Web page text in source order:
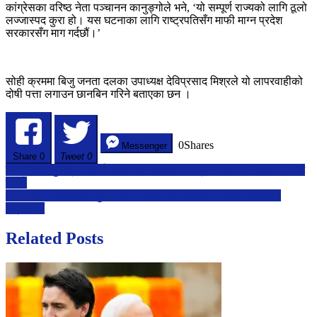
कांग्रेसका वरिष्ठ नेता पञ्चानन कानुङ्गोले भने, ‘यो सम्पूर्ण राज्यको लागि ठूलो
लज्जास्पद कुरा हो। यस घटनाका लागि राष्ट्रपतिसँग माफी माग्न प्रदेश
सरकारसँग माग गर्दछौं।’
सोही क्रममा बिजु जनता दलका उपाध्यक्ष देविप्रसाद मिश्रले यो लापरवाहीको
दोषी पत्ता लगाउन छानबिन गरिने बताएका छन ।
Share 0 Tweet 0
Messenger 0Shares
Post
navigation
Related Posts